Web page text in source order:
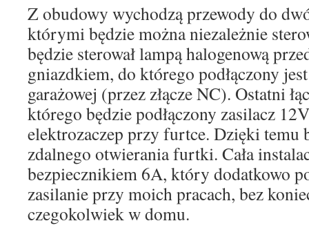
Z obudowy wychodzą przewody do
którymi będzie można niezależnie
będzie sterował lampą halogenową
gniazdkiem, do którego podłączony
garażowej (przez złącze NC). Ostatni
którego będzie podłączony zasilacz
elektrozaczep przy furtce. Dzięki temu
zdalnego otwierania furtki. Cała
bezpiecznikiem 6A, który dodatkowo
zasilanie przy moich pracach, bez
czegokolwiek w domu.